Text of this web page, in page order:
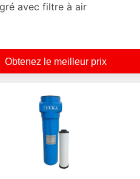
avec filtre à air
Obtenez le meilleur prix